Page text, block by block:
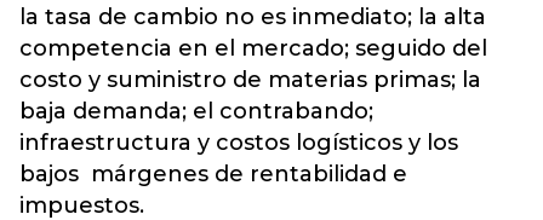
la tasa de cambio no es inmediato; la alta
competencia en el mercado; seguido del
costo y suministro de materias primas; la
baja demanda; el contrabando;
infraestructura y costos logísticos y los
bajos márgenes de rentabilidad e
impuestos.